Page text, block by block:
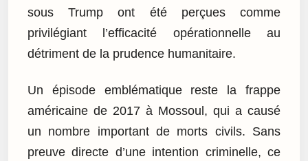
sous Trump ont été perçues comme
privilégiant l’efficacité opérationnelle au
détriment de la prudence humanitaire.
Un épisode emblématique reste la frappe
américaine de 2017 à Mossoul, qui a causé
un nombre important de morts civils. Sans
preuve directe d’une intention criminelle, ce